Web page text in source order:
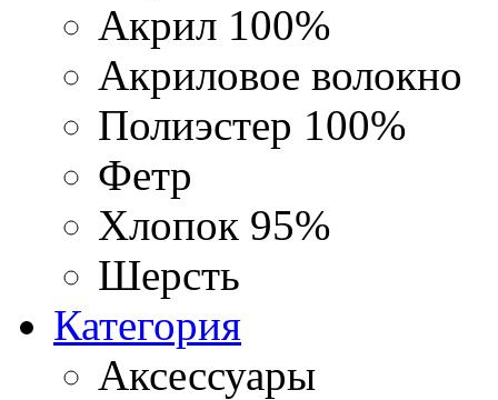
Акрил 100%
Акриловое волокно
Полиэстер 100%
Фетр
Хлопок 95%
Шерсть
Категория
Аксессуары